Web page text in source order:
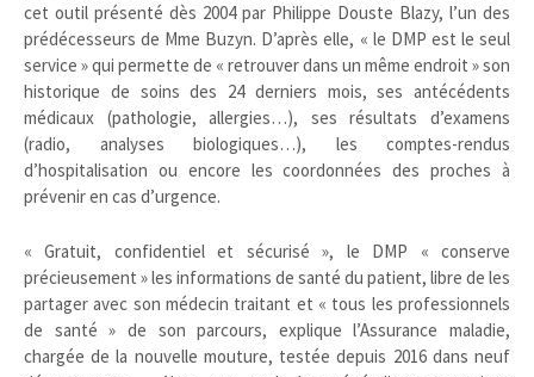
cet outil présenté dès 2004 par Philippe Douste Blazy, l’un des
prédécesseurs de Mme Buzyn. D’après elle, « le DMP est le seul
service » qui permette de « retrouver dans un même endroit » son
historique de soins des 24 derniers mois, ses antécédents
médicaux (pathologie, allergies…), ses résultats d’examens
(radio, analyses biologiques…), les comptes-rendus
d’hospitalisation ou encore les coordonnées des proches à
prévenir en cas d’urgence.
« Gratuit, confidentiel et sécurisé », le DMP « conserve
précieusement » les informations de santé du patient, libre de les
partager avec son médecin traitant et « tous les professionnels
de santé » de son parcours, explique l’Assurance maladie,
chargée de la nouvelle mouture, testée depuis 2016 dans neuf